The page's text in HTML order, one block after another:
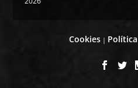
Cookies|